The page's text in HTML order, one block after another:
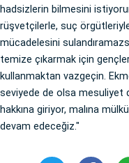
hadsizlerin bilmesini
rüşvetçilerle, suç
mücadelesini
temize çıkarmak için
kullanmaktan vazgeçin.
seviyede de olsa mesuliyet
hakkına giriyor, malına
devam edeceğiz."